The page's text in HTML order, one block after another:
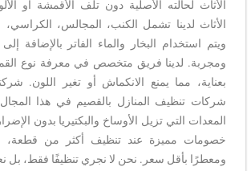
الأثاث لحالته الأصلية دون تلف الأقمشة أو
الأثاث لدينا تشمل الكنب، المجالس، الكراسي،
ويتم استخدام البخار والماء الفاتر بالإضافة
ومجربة. لدينا فريق متخصص في معرفة نوع
بعناية، مما يمنع الانكماش أو تغير اللون.
شركات تنظيف المنازل بالقصيم في هذا
المعدات التي تزيل الأوساخ والبكتيريا بدون
خصومات مميزة عند تنظيف أكثر من قطعة،
ومعطرًا بأقل سعر. نحن لا نجري تنظيفًا فقط، بل